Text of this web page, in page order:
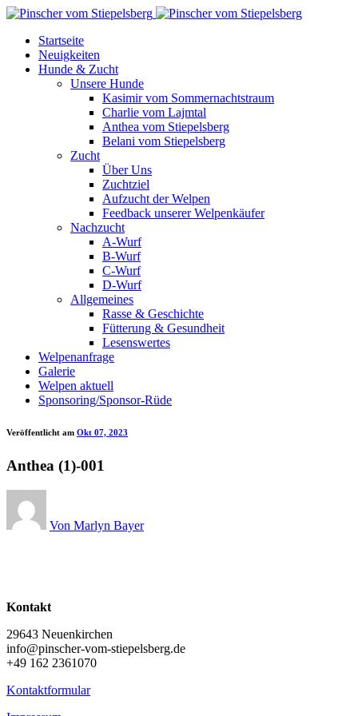
Startseite
Neuigkeiten
Hunde & Zucht
Unsere Hunde
Kasimir vom Sommernachtstraum
Charlie vom Lajmtal
Anthea vom Stiepelsberg
Belani vom Stiepelsberg
Zucht
Über Uns
Zuchtziel
Aufzucht der Welpen
Feedback unserer Welpenkäufer
Nachzucht
A-Wurf
B-Wurf
C-Wurf
D-Wurf
Allgemeines
Rasse & Geschichte
Fütterung & Gesundheit
Lesenswertes
Welpenanfrage
Galerie
Welpen aktuell
Sponsoring/Sponsor-Rüde
Veröffentlicht am Okt 07, 2023
Anthea (1)-001
Von Marlyn Bayer
Kontakt
29643 Neuenkirchen
info@pinscher-vom-stiepelsberg.de
+49 162 2361070
Kontaktformular